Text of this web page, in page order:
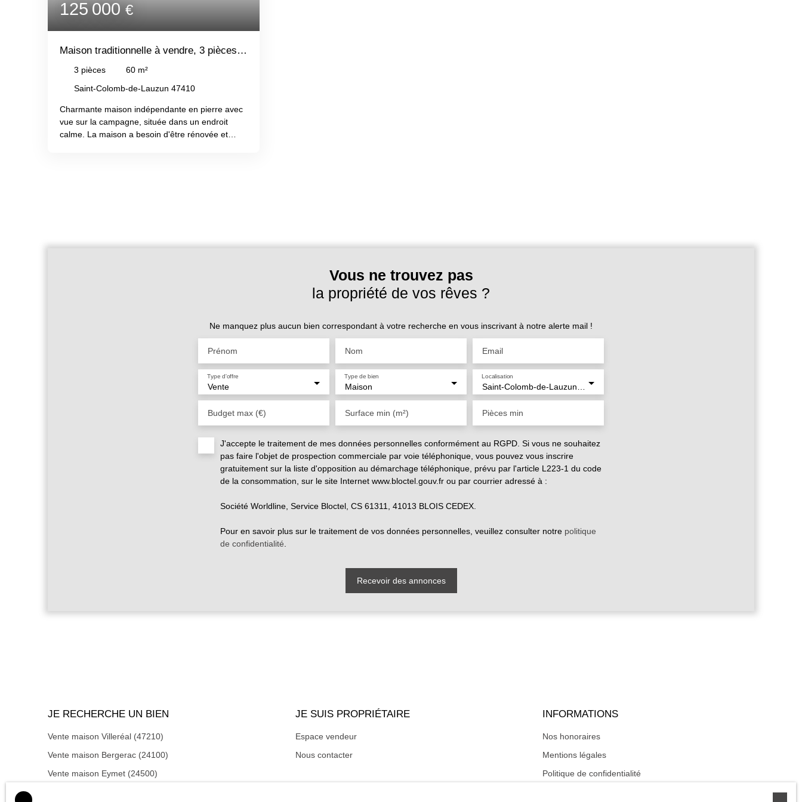
hors voirie ajoutent au confort quotidien, tandis
pour le jardinage, l’élevage d’animaux ou pour
profiter d’un mode de vie rural paisible.
125 000€
Maison traditionnelle à vendre, 3 pièces -
Saint-Colomb-de-Lauzun 47410
3 pièces 60 m²
Saint-Colomb-de-Lauzun 47410
Charmante maison indépendante en pierre avec
vue sur la campagne, située dans un endroit
calme. La maison a besoin d'être rénovée et
Vous ne trouvez pas
la propriété de vos rêves ?
Ne manquez plus aucun bien correspondant à votre recherche en vous inscrivant à notre alerte mail !
Prénom Nom Email
Vente
Type d'offre
Maison
Type de bien Localisation
Budget max (€) Surface min (m²) Pièces min
J'accepte le traitement de mes données personnelles conformément au RGPD. Si vous ne souhaitez
pas faire l'objet de prospection commerciale par voie téléphonique, vous pouvez vous inscrire
gratuitement sur la liste d'opposition au démarchage téléphonique, prévu par l'article L223-1 du code
de la consommation, sur le site Internet www.bloctel.gouv.fr ou par courrier adressé à :
Société Worldline, Service Bloctel, CS 61311, 41013 BLOIS CEDEX.
Pour en savoir plus sur le traitement de vos données personnelles, veuillez consulter notre politique
de confidentialité
Recevoir des annonces
JE RECHERCHE UN BIEN
Vente maison Villeréal (47210)
Vente maison Bergerac (24100)
Vente maison Eymet (24500)
JE SUIS PROPRIÉTAIRE
Espace vendeur
Nous contacter
INFORMATIONS
Nos honoraires
Mentions légales
Politique de confidentialité